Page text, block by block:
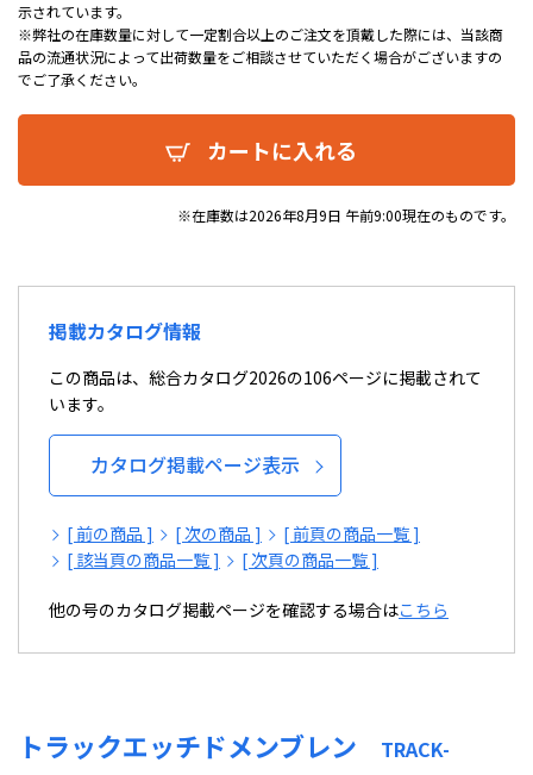
示されています。
※弊社の在庫数量に対して一定割合以上のご注文を頂戴した際には、当該商
品の流通状況によって出荷数量をご相談させていただく場合がございますの
でご了承ください。
カートに入れる
※在庫数は2026年8月9日 午前9:00現在のものです。
掲載カタログ情報
この商品は、総合カタログ2026の106ページに掲載されて
います。
カタログ掲載ページ表示
[ 前の商品 ] [ 次の商品 ]
[ 前頁の商品一覧 ]
[ 該当頁の商品一覧 ]
[ 次頁の商品一覧 ]
他の号のカタログ掲載ページを確認する場合はこちら
トラックエッチドメンブレン
TRACK-